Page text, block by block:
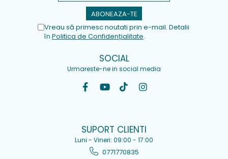
Vreau să primesc noutati prin e-mail. Detalii
în Politica de Confidențialitate.
SOCIAL
Urmareste-ne in social media
SUPORT CLIENTI
Luni - Vineri: 09:00 - 17:00
0771770835